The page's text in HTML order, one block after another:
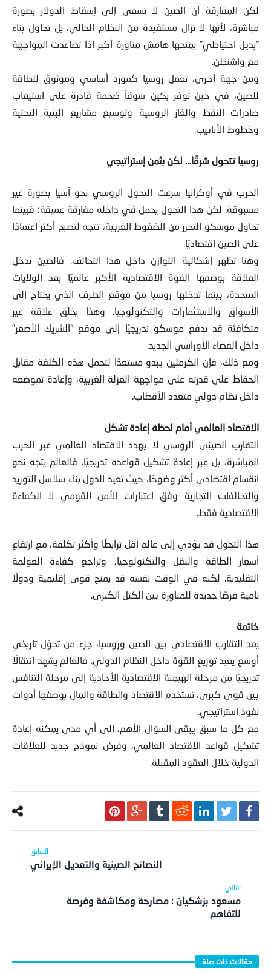
لكن المفارقة أن الصين لا تسعى إلى إسقاط الدولار بصورة
مباشرة، لأنها لا تزال مستفيدة من النظام الحالي، بل تحاول بناء
“بديل احتياطي” يمنحها هامش مناورة أكبر إذا تصاعدت المواجهة
مع واشنطن.
ومن جهة أخرى، تعمل روسيا كمورد أساسي وموثوق للطاقة
للصين، في حين توفر بكين سوقاً ضخمة قادرة على استيعاب
صادرات النفط والغاز الروسية وتوسيع مشاريع البنية التحتية
وخطوط الأنابيب.
روسيا تتحول شرقًا… لكن بثمن إستراتيجي
الحرب في أوكرانيا سرعت التحول الروسي نحو آسيا بصورة غير
مسبوقة. لكن هذا التحول يحمل في داخله مفارقة عميقة؛ فبينما
تحاول موسكو التحرر من الضغوط الغربية، تتجه لتصبح أكثر اعتمادًا
على الصين اقتصاديًا.
وهنا تظهر إشكالية التوازن داخل هذا التحالف. فالصين تدخل
العلاقة بوصفها القوة الاقتصادية الأكبر عالميًا بعد الولايات
المتحدة، بينما تدخلها روسيا من موقع الطرف الذي يحتاج إلى
الأسواق والاستثمارات والتكنولوجيا. وهذا يخلق علاقة غير
متكافئة قد تدفع موسكو تدريجيًا إلى موقع “الشريك الأصغر”
داخل الفضاء الأوراسي الجديد.
ومع ذلك، فإن الكرملين يبدو مستعدًا لتحمل هذه الكلفة مقابل
الحفاظ على قدرته على مواجهة العزلة الغربية، وإعادة تموضعه
داخل نظام دولي متعدد الأقطاب.
الاقتصاد العالمي أمام لحظة إعادة تشكل
التقارب الصيني الروسي لا يهدد الاقتصاد العالمي عبر الحرب
المباشرة، بل عبر إعادة تشكيل قواعده تدريجيًا. فالعالم يتجه نحو
انقسام اقتصادي أكثر وضوحًا، حيث تعيد الدول بناء سلاسل التوريد
والتحالفات التجارية وفق اعتبارات الأمن القومي لا الكفاءة
الاقتصادية فقط.
هذا التحول قد يؤدي إلى عالم أقل ترابطًا وأكثر تكلفة، مع ارتفاع
أسعار الطاقة والنقل والتكنولوجيا، وتراجع كفاءة العولمة
التقليدية. لكنه في الوقت نفسه قد يمنح قوى إقليمية ودولًا
نامية فرصًا جديدة للمناورة بين الكتل الكبرى.
خاتمة
يعد التقارب الاقتصادي بين الصين وروسيا، جزء من تحوّل تاريخي
أوسع يعيد توزيع القوة داخل النظام الدولي. فالعالم يشهد انتقالًا
تدريجيًا من مرحلة الهيمنة الاقتصادية الأحادية إلى مرحلة التنافس
بين قوى كبرى، تستخدم الاقتصاد والطاقة والمال بوصفها أدوات
نفوذ إستراتيجي.
مع كل ما سبق يبقى السؤال الأهم، إلى أي مدى يمكنه إعادة
تشكيل قواعد الاقتصاد العالمي، وفرض نموذج جديد للعلاقات
الدولية خلال العقود المقبلة.
النصائح الصينية والتعديل الإيراني
مسعود بزشكيان : مصارحة ومكاشفة وفرصة
للتفاهم